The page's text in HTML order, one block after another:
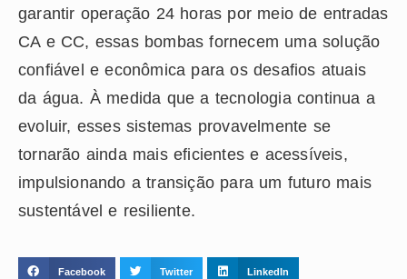
garantir operação 24 horas por meio de entradas
CA e CC, essas bombas fornecem uma solução
confiável e econômica para os desafios atuais
da água. À medida que a tecnologia continua a
evoluir, esses sistemas provavelmente se
tornarão ainda mais eficientes e acessíveis,
impulsionando a transição para um futuro mais
sustentável e resiliente.
Facebook Twitter LinkedIn